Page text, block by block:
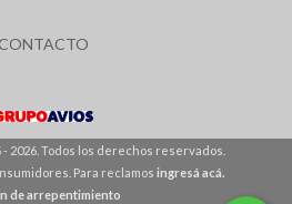
CONTACTO
- 2026. Todos los derechos reservados.
Para reclamos ingresá acá.
de arrepentimiento